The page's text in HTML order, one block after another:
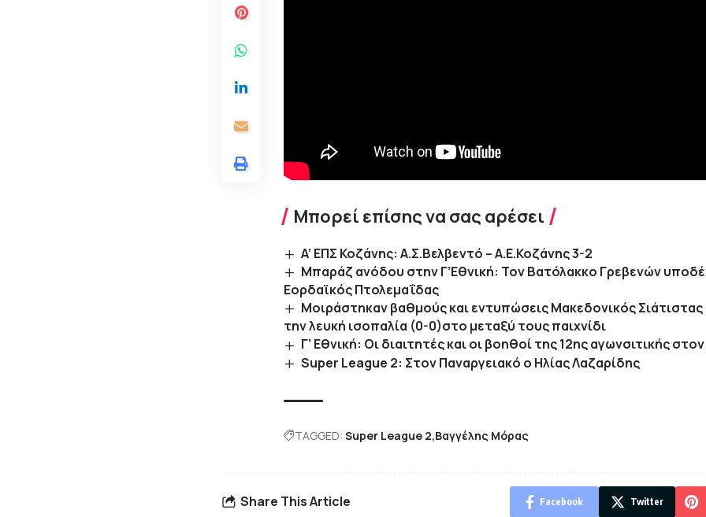
Μπορεί επίσης να σας αρέσει
A’ ΕΠΣ Κοζάνης: Α.Σ.Βελβεντό – Α.Ε.Κοζάνης 3-2
Μπαράζ ανόδου στην Γ’Εθνική: Τον Βατόλακκο Γρεβενών
Εορδαϊκός Πτολεμαΐδας
Μοιράστηκαν βαθμούς και εντυπώσεις Μακεδονικός Σιάτιστας
την λευκή ισοπαλία (0-0)στο μεταξύ τους παιχνίδι
Γ’ Εθνική: Οι διαιτητές και οι βοηθοί της 12ης αγωνσιτικής
Super League 2: Στον Παναργειακό ο Ηλίας Λαζαρίδης
TAGGED: Super League 2 Βαγγέλης Μόρας
Share This Article Facebook Twitter